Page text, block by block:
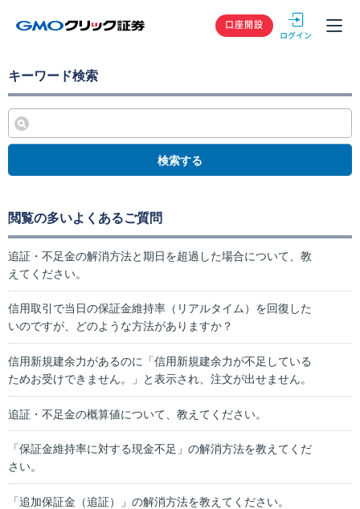
GMOクリック
口座開設
キーワード検索
検索する
閲覧の多いよくあるご質問
追証・不足金の解消方法と期日を超過した場合について、教
えてください。
信用取引で当日の保証金維持率（リアルタイム）を回復した
いのですが、どのような方法がありますか？
信用新規建余力があるのに「信用新規建余力が不足している
ためお受けできません。」と表示され、注文が出せません。
追証・不足金の概算値について、教えてください。
「保証金維持率に対する現金不足」の解消方法を教えてくだ
さい。
「追加保証金（追証）」の解消方法を教えてください。